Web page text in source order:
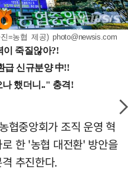
진=농협 제공)photo@newsis.com
협중앙회가 조직 운영 혁
한 '농협 대전환' 방안을
추진한다.